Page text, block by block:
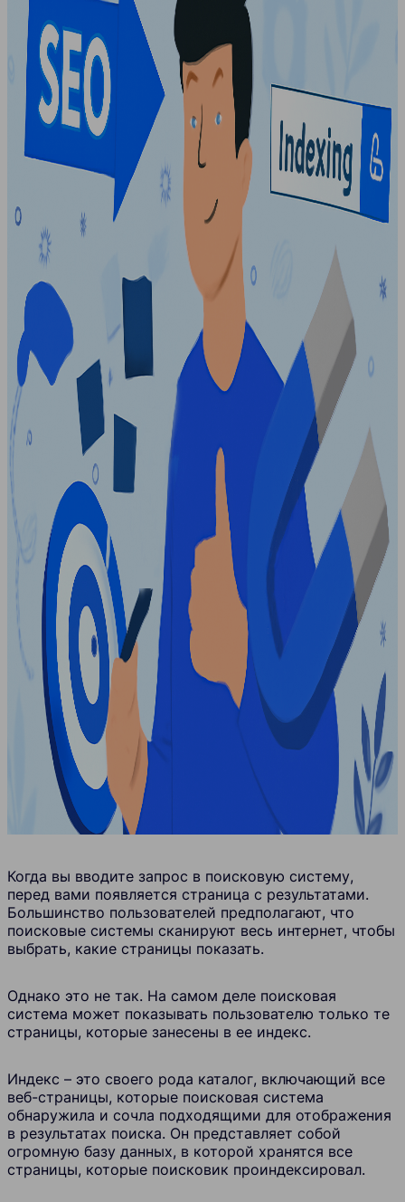
Когда вы вводите запрос в поисковую систему,
перед вами появляется страница с результатами.
Большинство пользователей предполагают, что
поисковые системы сканируют весь интернет, чтобы
выбрать, какие страницы показать.
Однако это не так. На самом деле поисковая
система может показывать пользователю только те
страницы, которые занесены в ее индекс.
Индекс – это своего рода каталог, включающий все
веб-страницы, которые поисковая система
обнаружила и сочла подходящими для отображения
в результатах поиска. Он представляет собой
огромную базу данных, в которой хранятся все
страницы, которые поисковик проиндексировал.